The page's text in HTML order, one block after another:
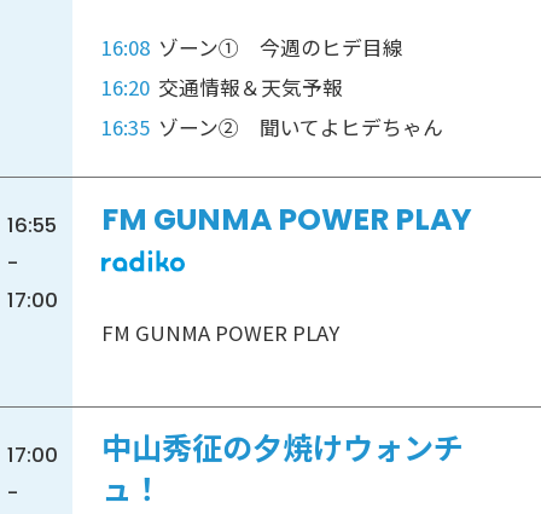
16:08 ゾーン① 今週のヒデ目線
16:20 交通情報＆天気予報
16:35 ゾーン② 聞いてよヒデちゃん
16:55
-
17:00
FM GUNMA POWER PLAY
FM GUNMA POWER PLAY
17:00
-
中山秀征の夕焼けウォンチ
ュ！